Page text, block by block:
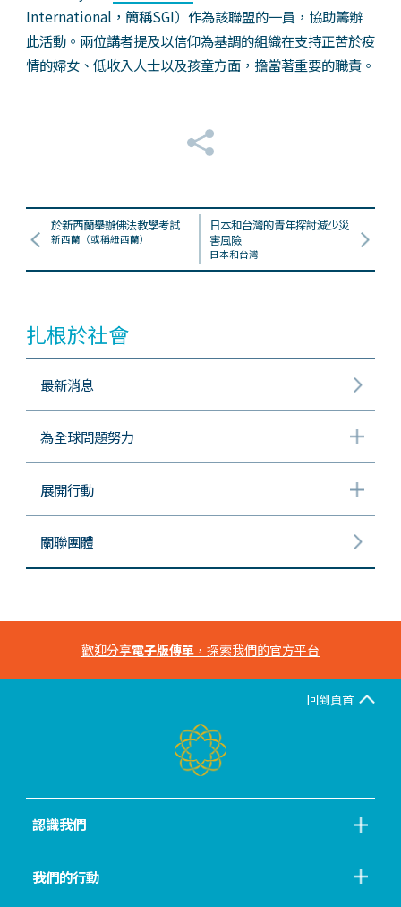
International，簡稱SGI）作為該聯盟的一員，協助籌辦
此活動。兩位講者提及以信仰為基調的組織在支持正苦於疫
情的婦女、低收入人士以及孩童方面，擔當著重要的職責。
於新西蘭舉辦佛法教學考試
新西蘭（或稱紐西蘭）
日本和台灣的青年探討減少災
害風險
日本和台灣
扎根於社會
最新消息
為全球問題努力
展開行動
關聯團體
歡迎分享電子版傳單 ，探索我們的官方平台
回到頁首
認識我們
我們的行動